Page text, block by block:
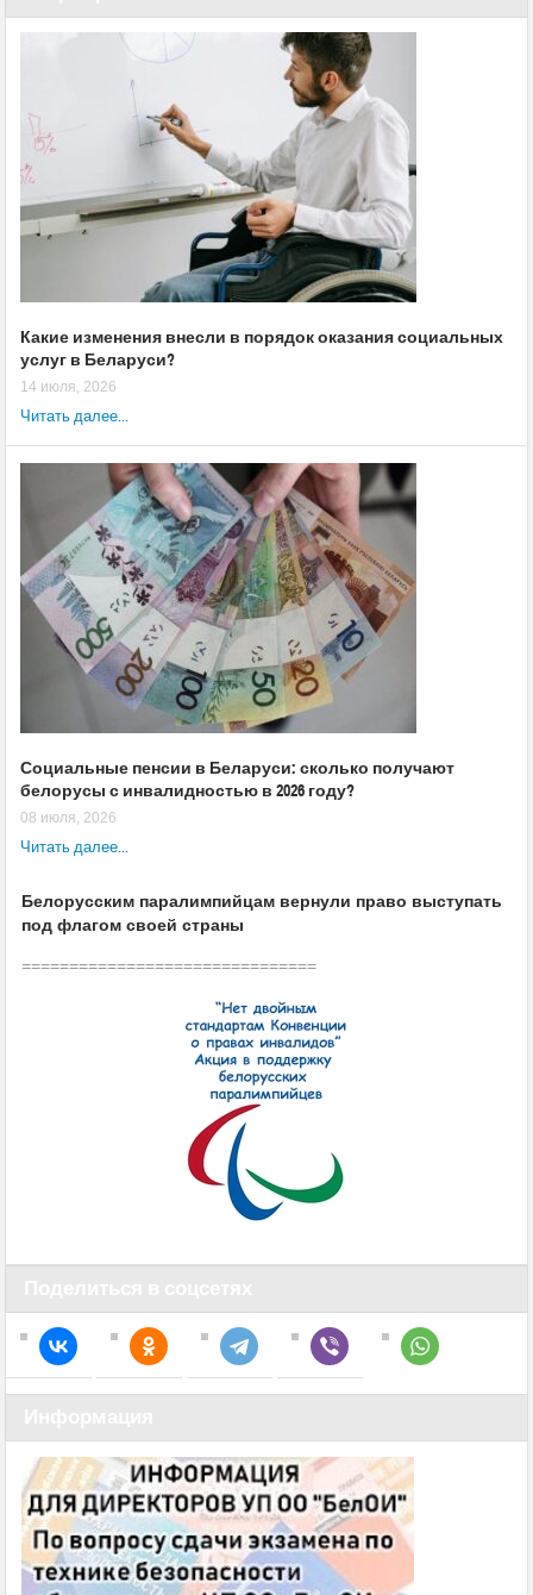
Какие изменения внесли в порядок оказания социальных
услуг в Беларуси?
14 июля, 2026
Читать далее...
Социальные пенсии в Беларуси: сколько получают
белорусы с инвалидностью в 2026 году?
08 июля, 2026
Читать далее...
Белорусским паралимпийцам вернули право выступать
под флагом своей страны
===============================